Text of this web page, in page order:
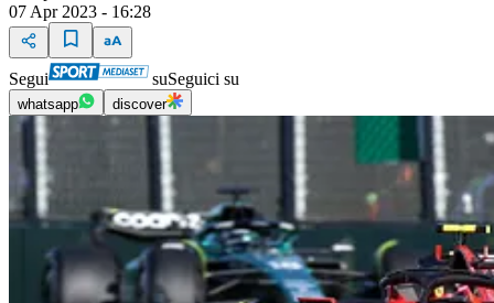
07 Apr 2023 - 16:28
Segui suSeguici su
whatsapp discover